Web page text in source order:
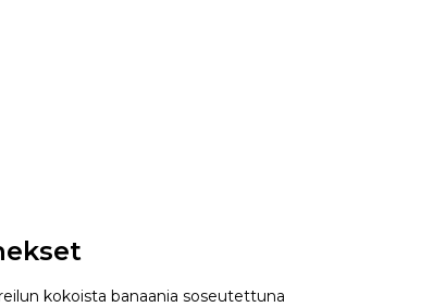
kokoista banaania soseutettuna